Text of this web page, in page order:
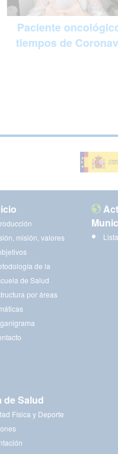
Paciente
tiempos de
misión, valores
de la
de Salud
por áreas
Salud
Física y Deporte